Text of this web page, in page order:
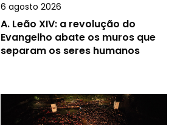
6 agosto 2026
A. Leão XIV: a revolução do
Evangelho abate os muros que
separam os seres humanos